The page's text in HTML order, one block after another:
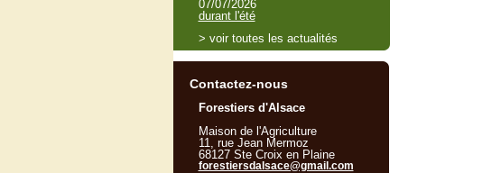
07/07/2026
durant l'été
> voir toutes les actualités
Contactez-nous
Forestiers d'Alsace
Maison de l'Agriculture
11, rue Jean Mermoz
68127 Ste Croix en Plaine
forestiersdalsace@gmail.com